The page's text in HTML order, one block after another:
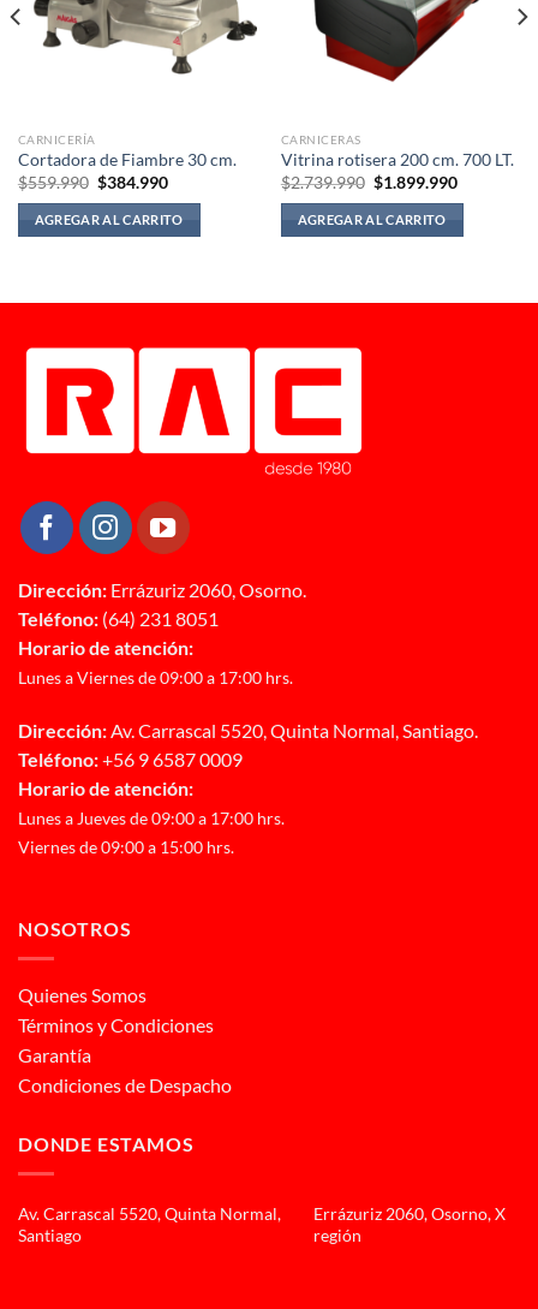
CARNICERÍA
Cortadora de Fiambre 30 cm.
$559.990 El
precio
original
era:
$559.990.
$384.990El
actual
es:
$384.990.
AGREGAR AL CARRITO
CARNICERAS
Vitrina rotisera 200 cm. 700 LT.
$2.739.990 El
precio
original
era:
$2.739.990.
$1.899.990El
AGREGAR AL CARRITO
Dirección: Errázuriz 2060, Osorno.
Teléfono: (64) 231 8051
Horario de atención:
Lunes a Viernes de 09:00 a 17:00 hrs.
Dirección: Av. Carrascal 5520, Quinta Normal, Santiago.
Teléfono:+56 9 6587 0009
Horario de atención:
Lunes a Jueves de 09:00 a 17:00 hrs.
Viernes de 09:00 a 15:00 hrs.
NOSOTROS
Quienes Somos
Términos y Condiciones
Garantía
Condiciones de Despacho
DONDE ESTAMOS
Av. Carrascal 5520, Quinta Normal,
Santiago
Errázuriz 2060, Osorno, X
región